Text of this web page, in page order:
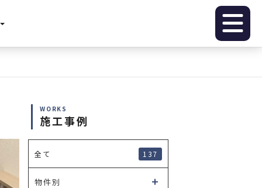
WORKS
施工事例
全て 137
物件別